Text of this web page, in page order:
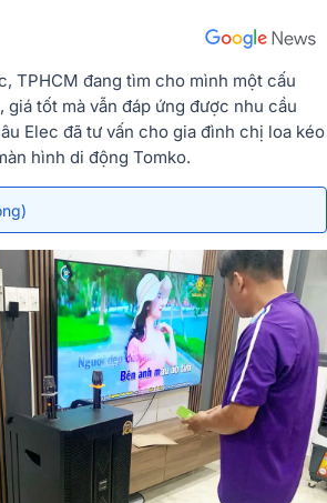
TPHCM đang tìm cho mình một cấu
giá tốt mà vẫn đáp ứng được nhu cầu
Elec đã tư vấn cho gia đình chị loa kéo
hình di động Tomko.